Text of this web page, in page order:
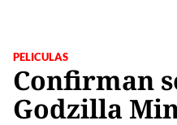
PELICULAS
Confirman
Godzilla